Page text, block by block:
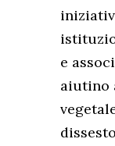
e
aiutino